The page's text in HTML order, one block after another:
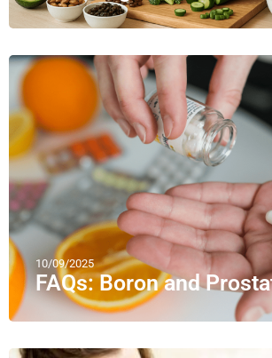
10/09/2025
FAQs: Boron and